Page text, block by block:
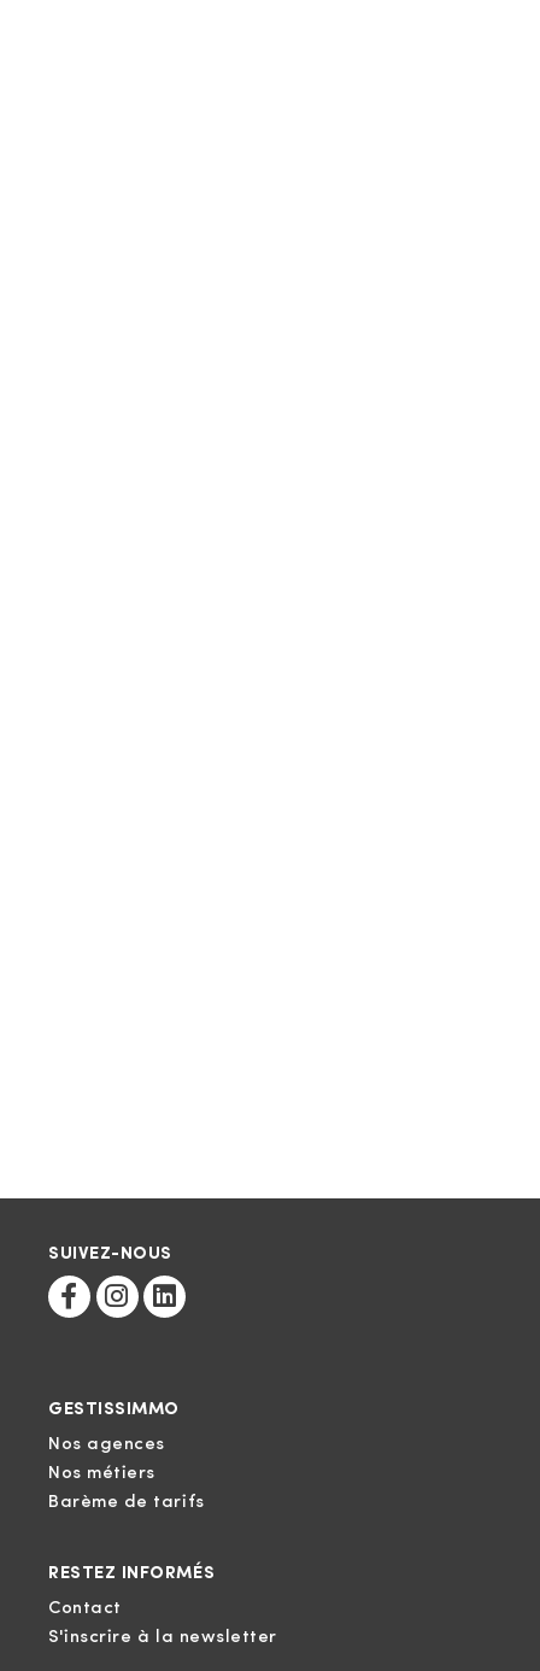
SUIVEZ-NOUS
GESTISSIMMO
Nos agences
Nos métiers
Barème de tarifs
RESTEZ INFORMÉS
Contact
S'inscrire à la newsletter